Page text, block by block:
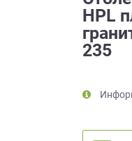
HPL
235